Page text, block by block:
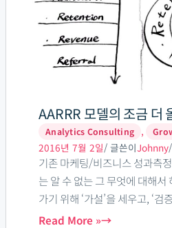
AARRR 모델의 조금 더
2016년 7월 2일/ 글쓴이Johnny/
Analytics Consulting ,
기존 마케팅/비즈니스 성과측
는 알 수 없는 그 무엇에 대해
가기 위해 ‘가설’을 세우고, ‘검
의 대부분 상황’에서 맞아 떨어
조
금
른
이
해
와
활
용
Read More »